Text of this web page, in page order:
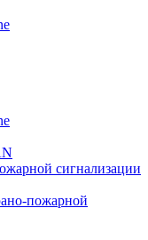
сигнализации
пожарной